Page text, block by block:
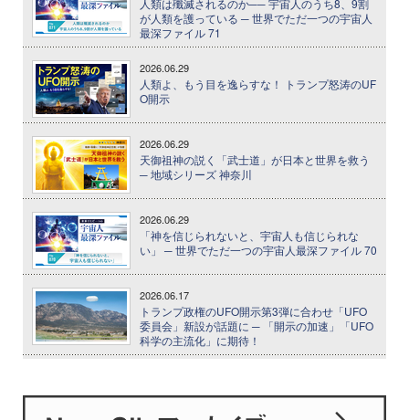
が人類を護っている ─ 世界でただ一つの宇宙人
最深ファイル 71
2026.06.29
人類よ、もう目を逸らすな！ トランプ怒涛のUF
O開示
2026.06.29
天御祖神の説く「武士道」が日本と世界を救う
─ 地域シリーズ 神奈川
2026.06.29
「神を信じられないと、宇宙人も信じられな
い」 ─ 世界でただ一つの宇宙人最深ファイル 70
2026.06.17
トランプ政権のUFO開示第3弾に合わせ「UFO
委員会」新設が話題に ─ 「開示の加速」「UFO
科学の主流化」に期待！